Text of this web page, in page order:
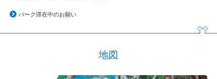
パーク滞在中のお願い
地図